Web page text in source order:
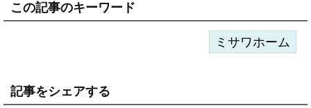
この記事のキーワード
ミサワホーム
記事をシェアする